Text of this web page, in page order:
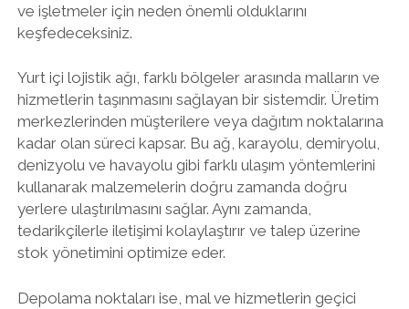
ve işletmeler için neden önemli olduklarını
keşfedeceksiniz.
Yurt içi lojistik ağı, farklı bölgeler arasında malların ve
hizmetlerin taşınmasını sağlayan bir sistemdir. Üretim
merkezlerinden müşterilere veya dağıtım noktalarına
kadar olan süreci kapsar. Bu ağ, karayolu, demiryolu,
denizyolu ve havayolu gibi farklı ulaşım yöntemlerini
kullanarak malzemelerin doğru zamanda doğru
yerlere ulaştırılmasını sağlar. Aynı zamanda,
tedarikçilerle iletişimi kolaylaştırır ve talep üzerine
stok yönetimini optimize eder.
Depolama noktaları ise, mal ve hizmetlerin geçici